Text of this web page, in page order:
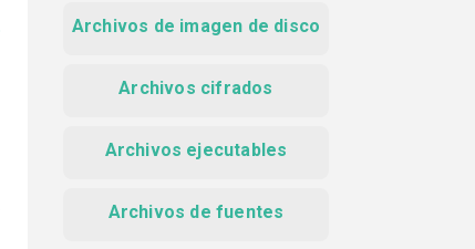
Archivos de imagen de disco
Archivos cifrados
Archivos ejecutables
Archivos de fuentes